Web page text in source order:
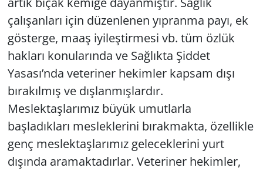
çalışanları için düzenlenen yıpranma payı, ek
gösterge, maaş iyileştirmesi vb. tüm özlük
hakları konularında ve Sağlıkta Şiddet
Yasası’nda veteriner hekimler kapsam dışı
bırakılmış ve dışlanmışlardır.
Meslektaşlarımız büyük umutlarla
başladıkları mesleklerini bırakmakta, özellikle
genç meslektaşlarımız geleceklerini yurt
dışında aramaktadırlar. Veteriner hekimler,